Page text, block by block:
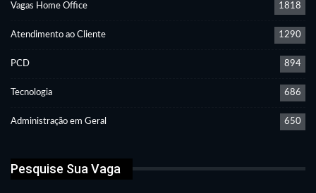
Vagas Home Office 1818
Atendimento ao Cliente 1290
PCD 894
Tecnologia 686
Administração em Geral 650
Pesquise Sua Vaga